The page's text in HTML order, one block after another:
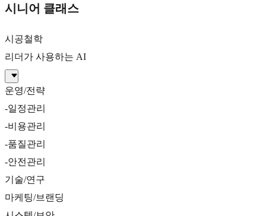
시니어 클래스
시공철학
리더가 사용하는 AI
운영/전략
-일정관리
-비용관리
-품질관리
-안전관리
기술/연구
마케팅/브랜딩